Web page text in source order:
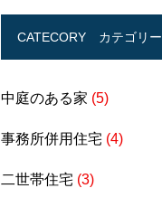
CATECORY カテゴリー
中庭のある家 (5)
事務所併用住宅 (4)
二世帯住宅 (3)